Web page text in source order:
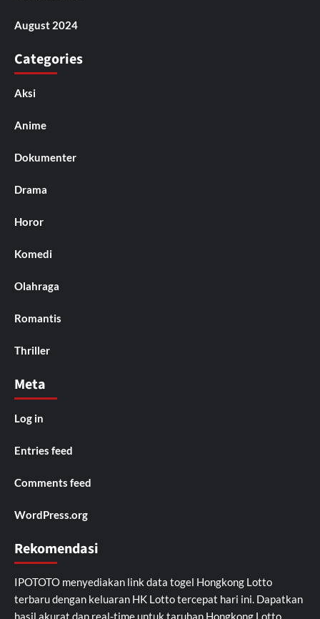
August 2024
Categories
Aksi
Anime
Dokumenter
Drama
Horor
Komedi
Olahraga
Romantis
Thriller
Meta
Log in
Entries feed
Comments feed
WordPress.org
Rekomendasi
IPOTOTO menyediakan link data togel Hongkong Lotto
terbaru dengan keluaran HK Lotto tercepat hari ini. Dapatkan
hasil akurat dan real-time untuk taruhan Hongkong Lotto